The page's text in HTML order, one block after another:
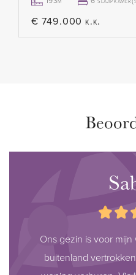
en staan klaar om eventuele
€ 749.000 k.k.
Ons gezin is voor
buitenland